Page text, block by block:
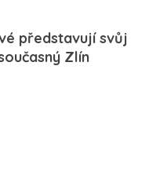
představují svůj
Zlín